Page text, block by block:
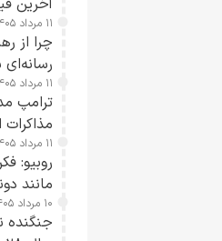
آخرین قیمت
۱۱ مرداد ۱۴۰۵ / ۱۰:۴۶
چرا از
گفت
۱۱ مرداد ۱۴۰۵ / ۰۹:۱۷
مذاکرات
۱۱ مرداد ۱۴۰۵ / ۰۸:۱۸
روبیو:
مانند
اقدام
۱۰ مرداد ۱۴۰۵ / ۱۹:۲۹